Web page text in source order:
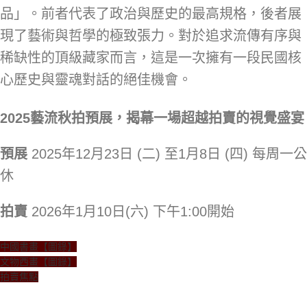
品」。前者代表了政治與歷史的最高規格，後者展
現了藝術與哲學的極致張力。對於追求流傳有序與
稀缺性的頂級藏家而言，這是一次擁有一段民國核
心歷史與靈魂對話的絕佳機會。
2025藝流秋拍預展，揭幕一場超越拍賣的視覺盛宴
預展 2025年12月23日 (二) 至1月8日 (四) 每周一公
休
拍賣 2026年1月10日(六) 下午1:00開始
中國書畫【圖錄】
文物西畫【圖錄】
拍賣焦點